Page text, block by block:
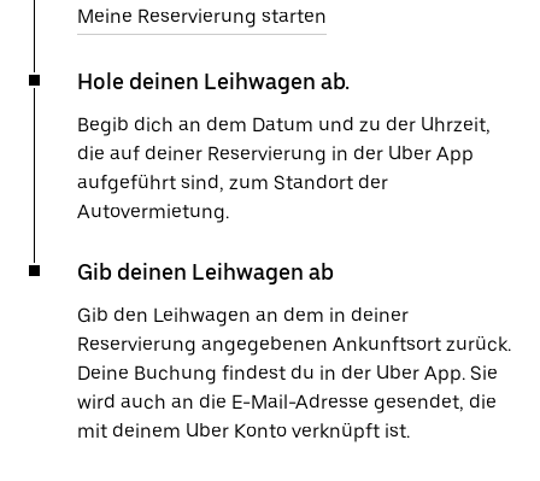
Meine Reservierung starten
Hole deinen Leihwagen ab.
Begib dich an dem Datum und zu der Uhrzeit,
die auf deiner Reservierung in der Uber App
aufgeführt sind, zum Standort der
Autovermietung.
Gib deinen Leihwagen ab
Gib den Leihwagen an dem in deiner
Reservierung angegebenen Ankunftsort zurück.
Deine Buchung findest du in der Uber App. Sie
wird auch an die E-Mail-Adresse gesendet, die
mit deinem Uber Konto verknüpft ist.